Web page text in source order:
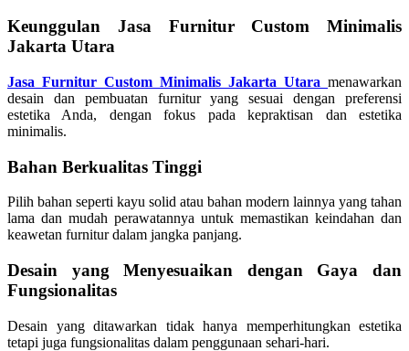
Keunggulan Jasa Furnitur Custom Minimalis
Jakarta Utara
Jasa Furnitur Custom Minimalis Jakarta Utara menawarkan
desain dan pembuatan furnitur yang sesuai dengan preferensi
estetika Anda, dengan fokus pada kepraktisan dan estetika
minimalis.
Bahan Berkualitas Tinggi
Pilih bahan seperti kayu solid atau bahan modern lainnya yang tahan
lama dan mudah perawatannya untuk memastikan keindahan dan
keawetan furnitur dalam jangka panjang.
Desain yang Menyesuaikan dengan Gaya dan
Fungsionalitas
Desain yang ditawarkan tidak hanya memperhitungkan estetika
tetapi juga fungsionalitas dalam penggunaan sehari-hari.